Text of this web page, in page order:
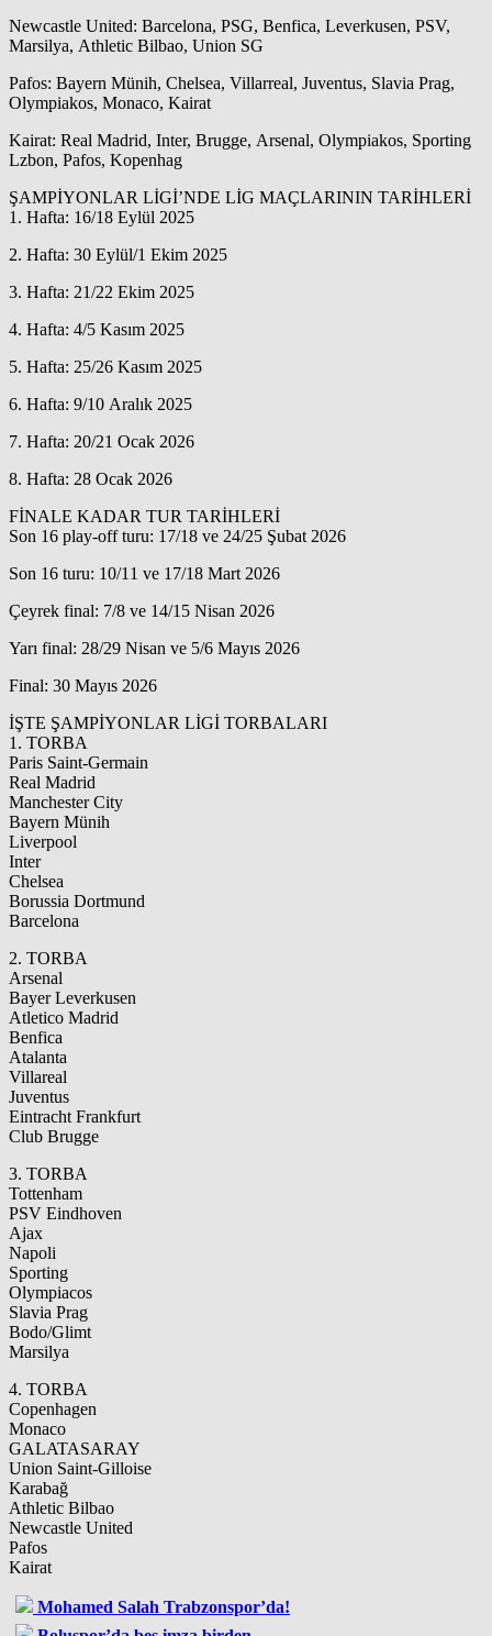
Newcastle United: Barcelona, PSG, Benfica, Leverkusen, PSV,
Marsilya, Athletic Bilbao, Union SG
Pafos: Bayern Münih, Chelsea, Villarreal, Juventus, Slavia Prag,
Olympiakos, Monaco, Kairat
Kairat: Real Madrid, Inter, Brugge, Arsenal, Olympiakos, Sporting
Lzbon, Pafos, Kopenhag
ŞAMPİYONLAR LİGİ’NDE LİG MAÇLARININ TARİHLERİ
1. Hafta: 16/18 Eylül 2025
2. Hafta: 30 Eylül/1 Ekim 2025
3. Hafta: 21/22 Ekim 2025
4. Hafta: 4/5 Kasım 2025
5. Hafta: 25/26 Kasım 2025
6. Hafta: 9/10 Aralık 2025
7. Hafta: 20/21 Ocak 2026
8. Hafta: 28 Ocak 2026
FİNALE KADAR TUR TARİHLERİ
Son 16 play-off turu: 17/18 ve 24/25 Şubat 2026
Son 16 turu: 10/11 ve 17/18 Mart 2026
Çeyrek final: 7/8 ve 14/15 Nisan 2026
Yarı final: 28/29 Nisan ve 5/6 Mayıs 2026
Final: 30 Mayıs 2026
İŞTE ŞAMPİYONLAR LİGİ TORBALARI
1. TORBA
Paris Saint-Germain
Real Madrid
Manchester City
Bayern Münih
Liverpool
Inter
Chelsea
Borussia Dortmund
Barcelona
2. TORBA
Arsenal
Bayer Leverkusen
Atletico Madrid
Benfica
Atalanta
Villareal
Juventus
Eintracht Frankfurt
Club Brugge
3. TORBA
Tottenham
PSV Eindhoven
Ajax
Napoli
Sporting
Olympiacos
Slavia Prag
Bodo/Glimt
Marsilya
4. TORBA
Copenhagen
Monaco
GALATASARAY
Union Saint-Gilloise
Karabağ
Athletic Bilbao
Newcastle United
Pafos
Kairat
Mohamed Salah Trabzonspor’da!